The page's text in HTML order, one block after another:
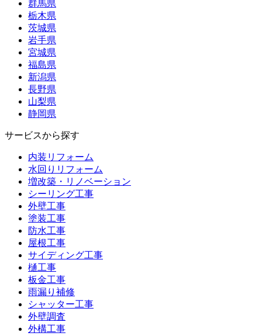
群馬県
栃木県
茨城県
岩手県
宮城県
福島県
新潟県
長野県
山梨県
静岡県
サービスから探す
内装リフォーム
水回りリフォーム
増改築・リノベーション
シーリング工事
外壁工事
塗装工事
防水工事
屋根工事
サイディング工事
樋工事
板金工事
雨漏り補修
シャッター工事
外壁調査
外構工事